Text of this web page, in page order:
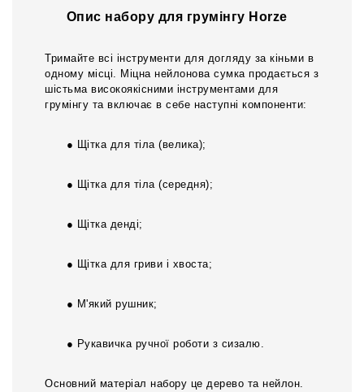
Опис набору для грумінгу Horze
Тримайте всі інструменти для догляду за кіньми в
одному місці. Міцна нейлонова сумка продається з
шістьма високоякісними інструментами для
грумінгу та включає в себе наступні компоненти:
● Щітка для тіла (велика);
● Щітка для тіла (середня);
● Щітка денді;
● Щітка для гриви і хвоста;
● М'який рушник;
● Рукавичка ручної роботи з сизалю.
Основний матеріал набору це дерево та нейлон.